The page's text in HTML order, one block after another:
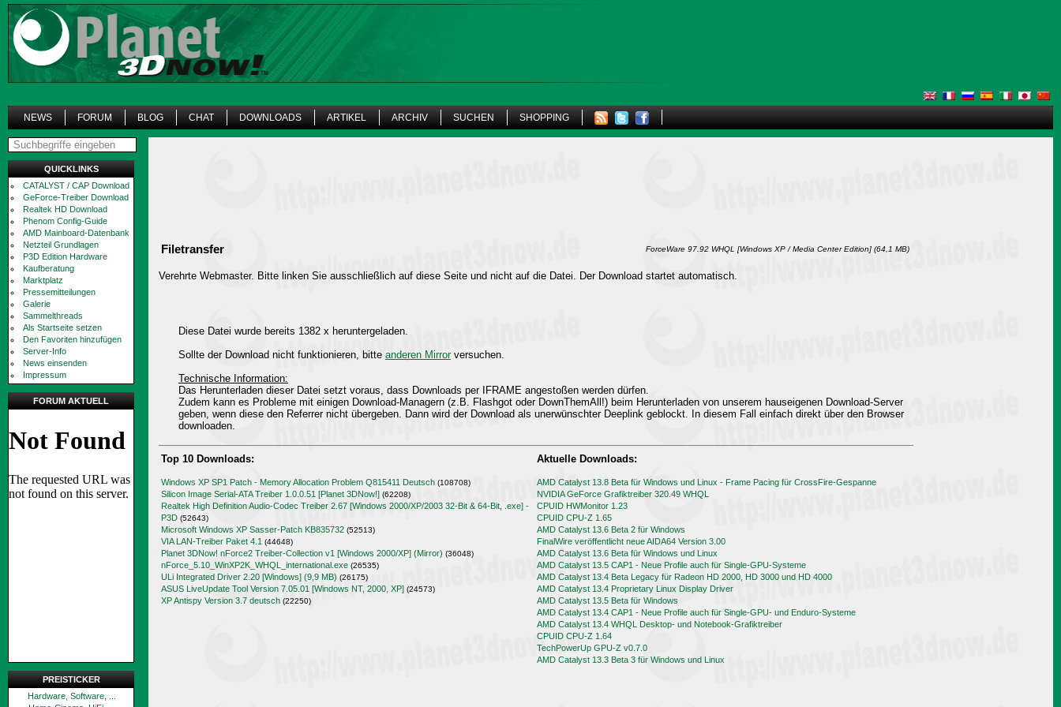
NEWS FORUM BLOG CHAT DOWNLOADS ARTIKEL ARCHIV SUCHEN SHOPPING
QUICKLINKS
CATALYST / CAP Download
GeForce-Treiber Download
Realtek HD Download
Phenom Config-Guide
AMD Mainboard-Datenbank
Netzteil Grundlagen
P3D Edition Hardware
Kaufberatung
Marktplatz
Pressemitteilungen
Galerie
Sammelthreads
Als Startseite setzen
Den Favoriten hinzufügen
Server-Info
News einsenden
Impressum
FORUM AKTUELL
PREISTICKER
Hardware, Software, ...
Filetransfer ForceWare 97.92 WHQL [Windows XP / Media Center Edition] (64,1 MB)
Verehrte Webmaster. Bitte linken Sie ausschließlich auf diese Seite und nicht auf die Datei. Der Download startet automatisch.
Diese Datei wurde bereits 1382 x heruntergeladen.
Sollte der Download nicht funktionieren, bitte anderen Mirrorversuchen.
Technische Information:
Das Herunterladen dieser Datei setzt voraus, dass Downloads per IFRAME angestoßen werden dürfen.
Zudem kann es Probleme mit einigen Download-Managern (z.B. Flashgot oder DownThemAll!) beim Herunterladen von unserem hauseigenen Download-Server
geben, wenn diese den Referrer nicht übergeben. Dann wird der Download als unerwünschter Deeplink geblockt. In diesem Fall einfach direkt über den Browser
downloaden.
Top 10 Downloads:
Windows XP SP1 Patch - Memory Allocation Problem Q815411 Deutsch (108708)
Silicon Image Serial-ATA Treiber 1.0.0.51 [Planet 3DNow!] (62208)
Realtek High Definition Audio-Codec Treiber 2.67 [Windows 2000/XP/2003 32-Bit & 64-Bit, .exe] -
P3D (52643)
Microsoft Windows XP Sasser-Patch KB835732 (52513)
VIA LAN-Treiber Paket 4.1 (44648)
Planet 3DNow! nForce2 Treiber-Collection v1 [Windows 2000/XP] (Mirror) (36048)
nForce_5.10_WinXP2K_WHQL_international.exe (26535)
ULi Integrated Driver 2.20 [Windows] (9,9 MB) (26175)
ASUS LiveUpdate Tool Version 7.05.01 [Windows NT, 2000, XP] (24573)
XP Antispy Version 3.7 deutsch (22250)
Aktuelle Downloads:
AMD Catalyst 13.8 Beta für Windows und Linux - Frame Pacing für CrossFire-Gespanne
NVIDIA GeForce Grafiktreiber 320.49 WHQL
CPUID HWMonitor 1.23
CPUID CPU-Z 1.65
AMD Catalyst 13.6 Beta 2 für Windows
FinalWire veröffentlicht neue AIDA64 Version 3.00
AMD Catalyst 13.6 Beta für Windows und Linux
AMD Catalyst 13.5 CAP1 - Neue Profile auch für Single-GPU-Systeme
AMD Catalyst 13.4 Beta Legacy für Radeon HD 2000, HD 3000 und HD 4000
AMD Catalyst 13.4 Proprietary Linux Display Driver
AMD Catalyst 13.5 Beta für Windows
AMD Catalyst 13.4 CAP1 - Neue Profile auch für Single-GPU- und Enduro-Systeme
AMD Catalyst 13.4 WHQL Desktop- und Notebook-Grafiktreiber
CPUID CPU-Z 1.64
TechPowerUp GPU-Z v0.7.0
AMD Catalyst 13.3 Beta 3 für Windows und Linux